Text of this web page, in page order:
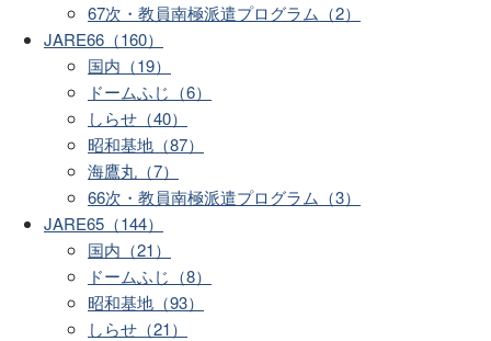
67次・教員南極派遣プログラム（2）
JARE66（160）
国内（19）
ドームふじ（6）
しらせ（40）
昭和基地（87）
海鷹丸（7）
66次・教員南極派遣プログラム（3）
JARE65（144）
国内（21）
ドームふじ（8）
昭和基地（93）
しらせ（21）